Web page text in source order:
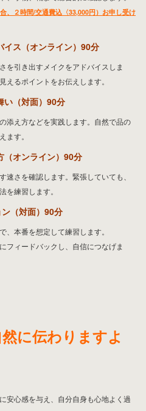
い対策】
ライン）90分
、清潔感と親しみやすさを感じる服装
、２時間/交通費込〈33,000円）お申し受け
ス（オンライン）90分
引き出すメイクをアドバイスしま
えるポイントをお伝えします。
（対面）90分
え方などを実践します。自然で品の
ます。
オンライン）90分
（対面）90分
フィードバックし、自信につなげま